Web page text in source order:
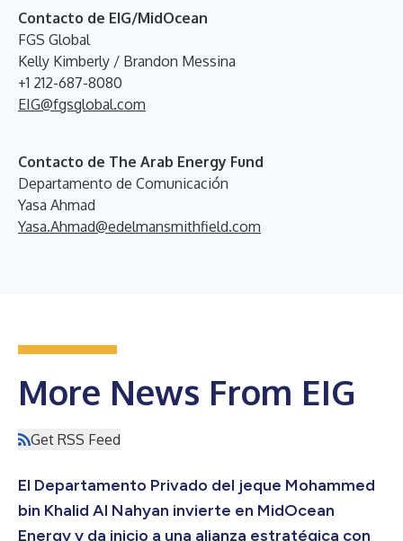
Contacto de EIG/MidOcean
FGS Global
Kelly Kimberly / Brandon Messina
+1 212-687-8080
EIG@fgsglobal.com
Contacto de The Arab Energy Fund
Departamento de Comunicación
Yasa Ahmad
Yasa.Ahmad@edelmansmithfield.com
More News From EIG
Get RSS Feed
El Departamento Privado del jeque Mohammed
bin Khalid Al Nahyan invierte en MidOcean
Energy y da inicio a una alianza estratégica con